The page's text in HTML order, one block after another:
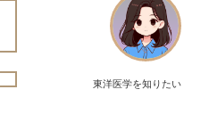
東洋医学を知りたい